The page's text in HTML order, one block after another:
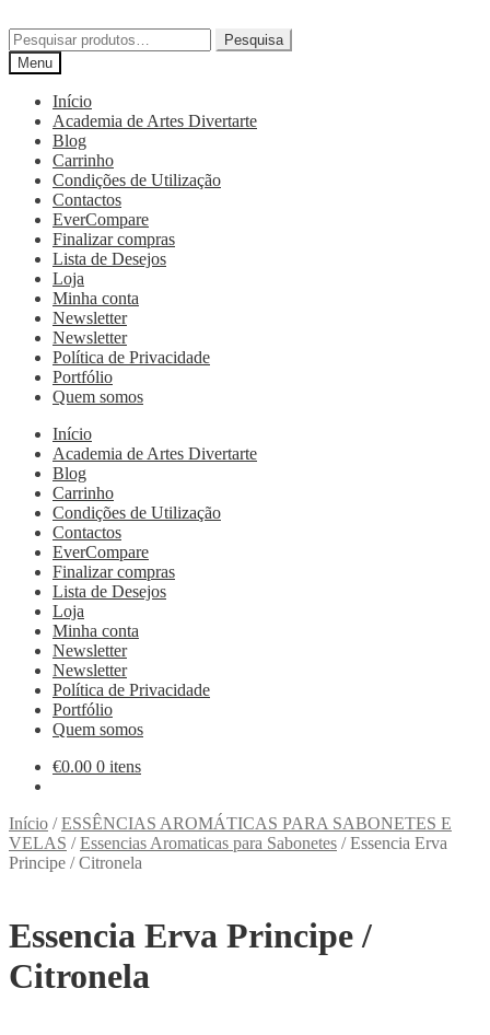
Pesquisa
Menu
Início
Academia de Artes Divertarte
Blog
Carrinho
Condições de Utilização
Contactos
EverCompare
Finalizar compras
Lista de Desejos
Loja
Minha conta
Newsletter
Newsletter
Política de Privacidade
Portfólio
Quem somos
Início
Academia de Artes Divertarte
Blog
Carrinho
Condições de Utilização
Contactos
EverCompare
Finalizar compras
Lista de Desejos
Loja
Minha conta
Newsletter
Newsletter
Política de Privacidade
Portfólio
Quem somos
€0.00 0 itens
Início /ESSÊNCIAS AROMÁTICAS PARA SABONETES E
VELAS /Essencias Aromaticas para Sabonetes /Essencia Erva
Principe / Citronela
Essencia Erva Principe /
Citronela